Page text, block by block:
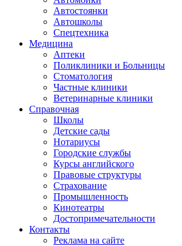
Автостоянки
Автошколы
Спецтехника
Медицина
Аптеки
Поликлиники и Больницы
Стоматология
Частные клиники
Ветеринарные клиники
Справочная
Школы
Детские сады
Нотариусы
Городские службы
Курсы английского
Правовые структуры
Страхование
Промышленность
Кинотеатры
Достопримечательности
Контакты
Реклама на сайте